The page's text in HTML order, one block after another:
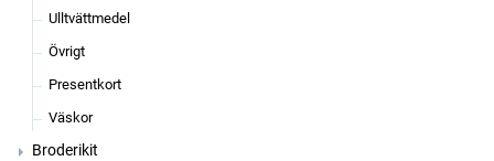
Ulltvättmedel
Övrigt
Presentkort
Väskor
Broderikit